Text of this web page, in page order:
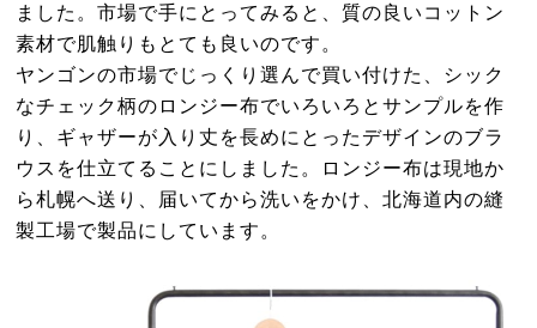
ました。市場で手にとってみると、質の良いコットン
素材で肌触りもとても良いのです。
ヤンゴンの市場でじっくり選んで買い付けた、シック
なチェック柄のロンジー布でいろいろとサンプルを作
り、ギャザーが入り丈を長めにとったデザインのブラ
ウスを仕立てることにしました。ロンジー布は現地か
ら札幌へ送り、届いてから洗いをかけ、北海道内の縫
製工場で製品にしています。